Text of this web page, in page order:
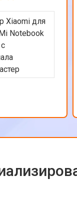
Xiaomi для
Notebook
в